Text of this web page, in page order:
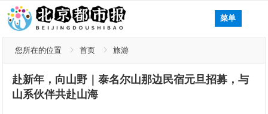
菜单
您所在的位置 首页 旅游
赴新年，向山野｜泰名尔山那边民宿元旦招募，与
山系伙伴共赴山海